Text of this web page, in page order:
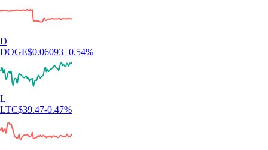
D
DOGE$0.06093+0.54%
L
LTC$39.47-0.47%